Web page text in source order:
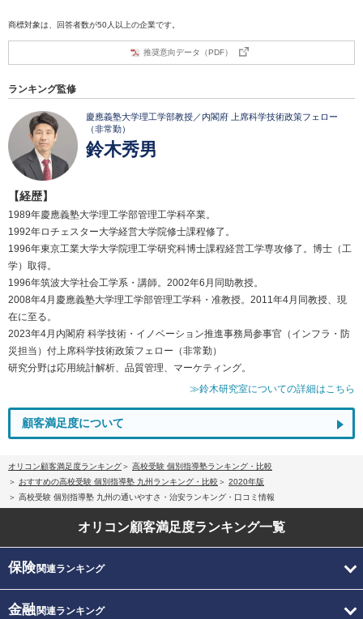
商標対象は、回答者数が50人以上の企業です。
推奨意向データ（PDF）
ランキング監修
慶應義塾大学理工学部教授／内閣府 上席科学技術政策フェロー
（非常勤）
鈴木秀男
【経歴】
1989年慶應義塾大学理工学部管理工学科卒業。
1992年ロチェスター大学経営大学院修士課程修了。
1996年東京工業大学大学院理工学研究科博士課程経営工学専攻修了。博士（工
学）取得。
1996年筑波大学社会工学系・講師。2002年6月同助教授。
2008年4月慶應義塾大学理工学部管理工学科・准教授。2011年4月同教授、現
在に至る。
2023年4月内閣府 科学技術・イノベーション推進事務局参事官（インフラ・防
災担当）付上席科学技術政策フェロー（非常勤）
研究分野は応用統計解析、品質管理、マーケティング。
≫鈴木研究室についての詳細はこちら
顧客満足度について
オリコン顧客満足度ランキング
高校受験 個別指導塾ランキング・比較
おすすめの高校受験 個別指導塾 九州ランキング・比較
2020年版
高校受験 個別指導塾 九州の通いやすさ・治安ランキング・口コミ情報
オリコン顧客満足度ランキング一覧
保険関連ランキング
金融関連ランキング